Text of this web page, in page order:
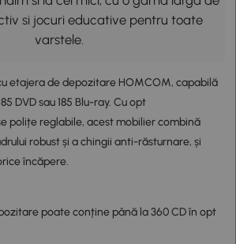
si jocuri educative pentru toate
varstele.
etajera de depozitare HOMCOM, capabilă
DVD sau 185 Blu-ray. Cu opt
polițe reglabile, acest mobilier combină
robust și a chingii anti-răsturnare, și
încăpere.
poate conține până la 360 CD în opt